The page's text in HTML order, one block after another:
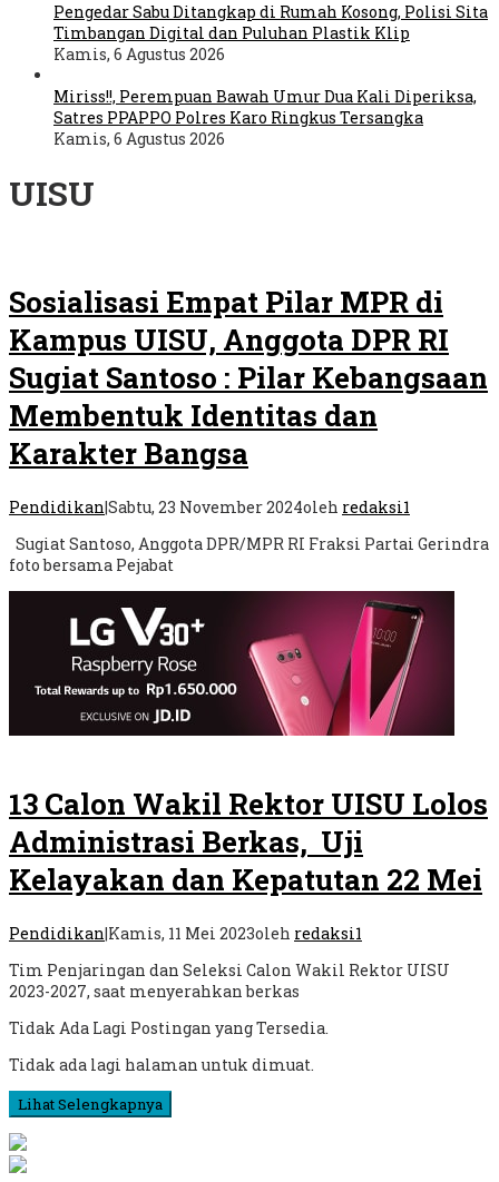
Pengedar Sabu Ditangkap di Rumah Kosong, Polisi Sita
Timbangan Digital dan Puluhan Plastik Klip
Kamis, 6 Agustus 2026
Miriss!!, Perempuan Bawah Umur Dua Kali Diperiksa,
Satres PPAPPO Polres Karo Ringkus Tersangka
Kamis, 6 Agustus 2026
UISU
Sosialisasi Empat Pilar MPR di
Kampus UISU, Anggota DPR RI
Sugiat Santoso : Pilar Kebangsaan
Membentuk Identitas dan
Karakter Bangsa
Pendidikan|Sabtu, 23 November 2024oleh redaksi1
Sugiat Santoso, Anggota DPR/MPR RI Fraksi Partai Gerindra
foto bersama Pejabat
13 Calon Wakil Rektor UISU Lolos
Administrasi Berkas, Uji
Kelayakan dan Kepatutan 22 Mei
Pendidikan|Kamis, 11 Mei 2023oleh redaksi1
Tim Penjaringan dan Seleksi Calon Wakil Rektor UISU
2023-2027, saat menyerahkan berkas
Tidak Ada Lagi Postingan yang Tersedia.
Tidak ada lagi halaman untuk dimuat.
Lihat Selengkapnya